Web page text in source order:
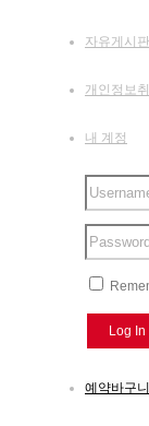
자유게시판
개인정보
내 계정
예약바구니